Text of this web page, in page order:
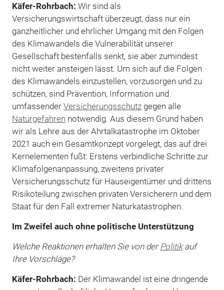
Käfer-Rohrbach: Wir sind als
Versicherungswirtschaft überzeugt, dass nur ein
ganzheitlicher und ehrlicher Umgang mit den Folgen
des Klimawandels die Vulnerabilität unserer
Gesellschaft bestenfalls senkt, sie aber zumindest
nicht weiter ansteigen lässt. Um sich auf die Folgen
des Klimawandels einzustellen, vorzusorgen und zu
schützen, sind Prävention, Information und
umfassender Versicherungsschutzgegen alle
Naturgefahren notwendig. Aus diesem Grund haben
wir als Lehre aus der Ahrtalkatastrophe im Oktober
2021 auch ein Gesamtkonzept vorgelegt, das auf drei
Kernelementen fußt: Erstens verbindliche Schritte zur
Klimafolgenanpassung, zweitens privater
Versicherungsschutz für Hauseigentümer und drittens
Risikoteilung zwischen privaten Versicherern und dem
Staat für den Fall extremer Naturkatastrophen.
Im Zweifel auch ohne politische Unterstützung
Welche Reaktionen erhalten Sie von der Politikauf
Ihre Vorschläge?
Käfer-Rohrbach: Der Klimawandel ist eine dringende